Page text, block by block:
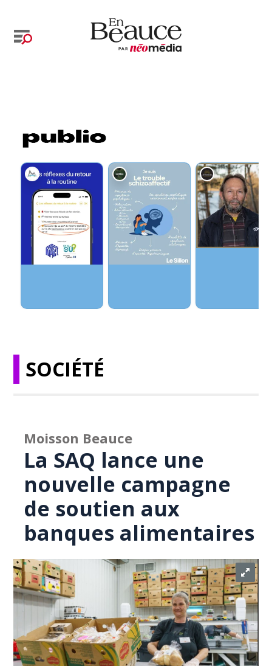
SOCIÉTÉ
Moisson Beauce
La SAQ lance une
nouvelle campagne
de soutien aux
banques alimentaires